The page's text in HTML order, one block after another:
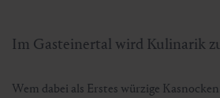
Im Gasteinertal wird Kulinarik
Wem dabei als Erstes würzige